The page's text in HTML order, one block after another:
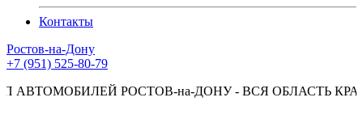
Контакты
Ростов-на-Дону
+7 (951) 525-80-79
РОСТОВ-на-ДОНУ - ВСЯ ОБЛАСТЬ